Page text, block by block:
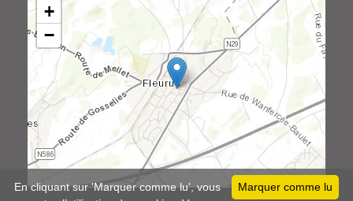
+
−
Marquer comme lu
En cliquant sur 'Marquer comme lu', vous